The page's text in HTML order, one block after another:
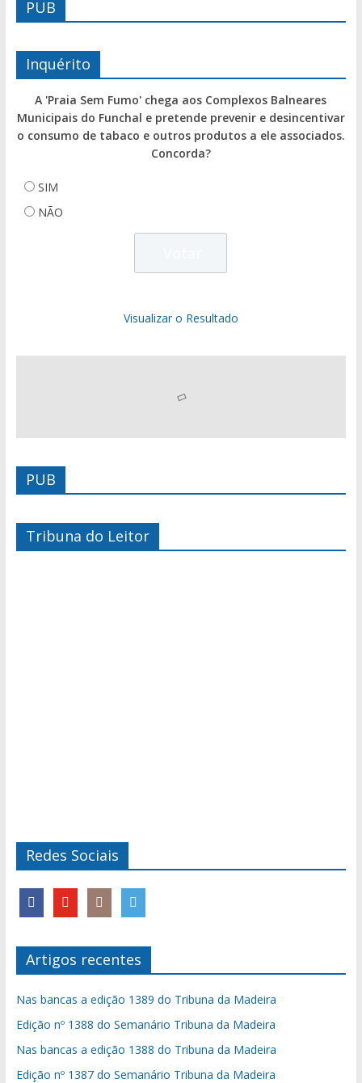
PUB
Inquérito
A 'Praia Sem Fumo' chega aos Complexos Balneares
Municipais do Funchal e pretende prevenir e desincentivar
o consumo de tabaco e outros produtos a ele associados.
Concorda?
SIM
NÃO
Visualizar o Resultado
PUB
Tribuna do Leitor
Redes Sociais
Artigos recentes
Nas bancas a edição 1389 do Tribuna da Madeira
Edição nº 1388 do Semanário Tribuna da Madeira
Nas bancas a edição 1388 do Tribuna da Madeira
Edição nº 1387 do Semanário Tribuna da Madeira